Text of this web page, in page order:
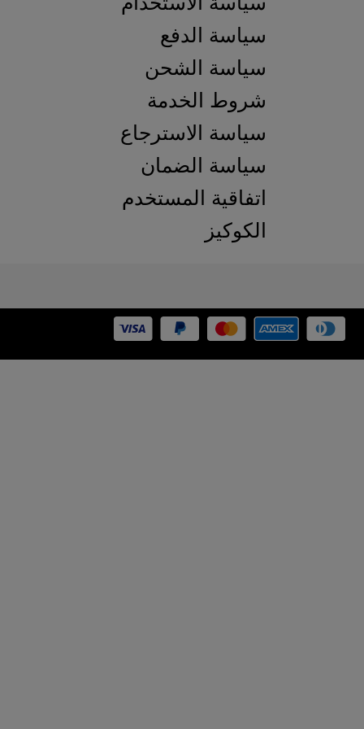
سياسة الدفع
سياسة الشحن
شروط الخدمة
سياسة الاسترجاع
سياسة الضمان
اتفاقية المستخدم
الكوكيز